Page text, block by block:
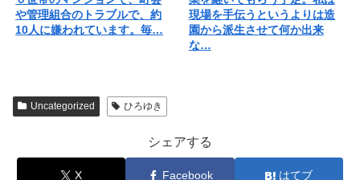
や管理組合のトラブルで、約
10人に嫌われています。毎…
現場を手伝うというよりは造
園から派生させて何か出来
な…
Uncategorized ひろゆき
シェアする
X Facebook はてブ